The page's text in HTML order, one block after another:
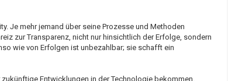
Je mehr jemand über seine Prozesse und Methoden
zur Transparenz, nicht nur hinsichtlich der Erfolge, sondern
wie von Erfolgen ist unbezahlbar; sie schafft ein
Entwicklungen in der Technologie bekommen.